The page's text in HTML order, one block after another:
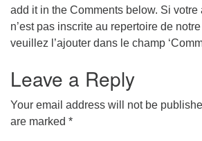
add it in the Comments below. Si
n’est pas inscrite au repertoire de
veuillez l’ajouter dans le champ
Leave a Reply
Your email address will not be
are marked *